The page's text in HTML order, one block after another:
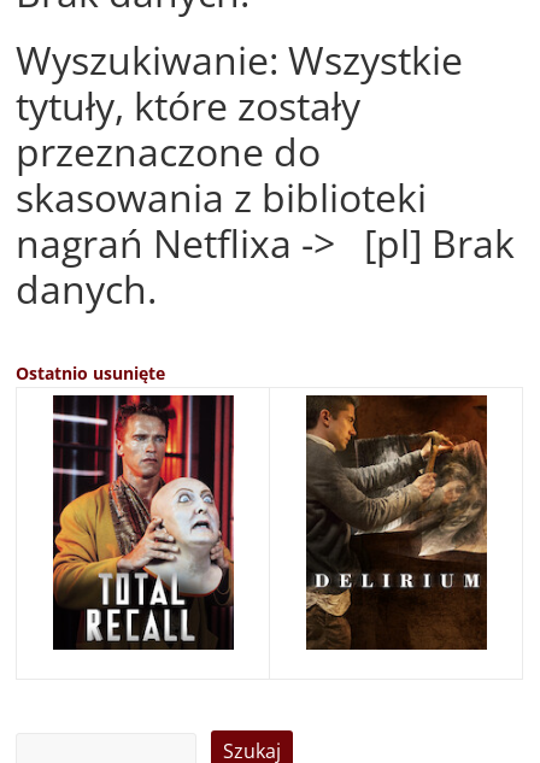
Wyszukiwanie: Wszystkie
tytuły, które zostały
przeznaczone do
skasowania z biblioteki
nagrań Netflixa -> [pl] Brak
danych.
Ostatnio usunięte